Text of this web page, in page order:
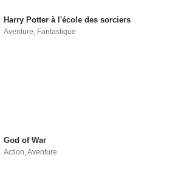
Harry Potter à l'école des sorciers
Aventure, Fantastique
God of War
Action,Aventure